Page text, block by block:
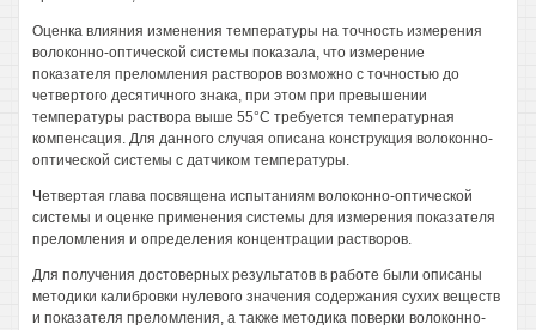
Оценка влияния изменения температуры на точность измерения
волоконно-оптической системы показала, что измерение
показателя преломления растворов возможно с точностью до
четвертого десятичного знака, при этом при превышении
температуры раствора выше 55°С требуется температурная
компенсация. Для данного случая описана конструкция волоконно-
оптической системы с датчиком температуры.
Четвертая глава посвящена испытаниям волоконно-оптической
системы и оценке применения системы для измерения показателя
преломления и определения концентрации растворов.
Для получения достоверных результатов в работе были описаны
методики калибровки нулевого значения содержания сухих веществ
и показателя преломления, а также методика поверки волоконно-